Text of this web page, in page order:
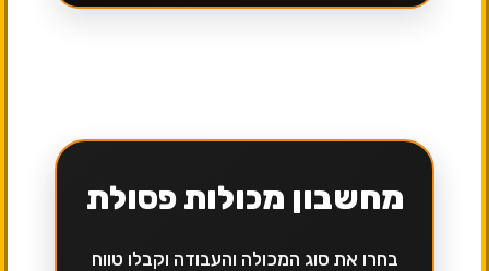
מחשבון מכולות פסולת
בחרו את סוג המכולה והעבודה וקבלו טווח